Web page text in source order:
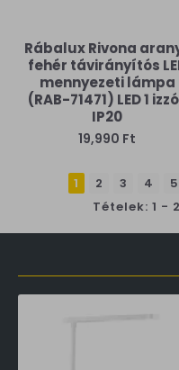
Rábalux Rivona
fehér távirányítós
mennyezeti lámpa
(RAB-71471) LED 1
IP20
19,990 Ft
1 2 3 4 5
Tételek: 1 -